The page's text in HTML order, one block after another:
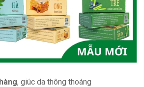
, giúc da thông thoáng